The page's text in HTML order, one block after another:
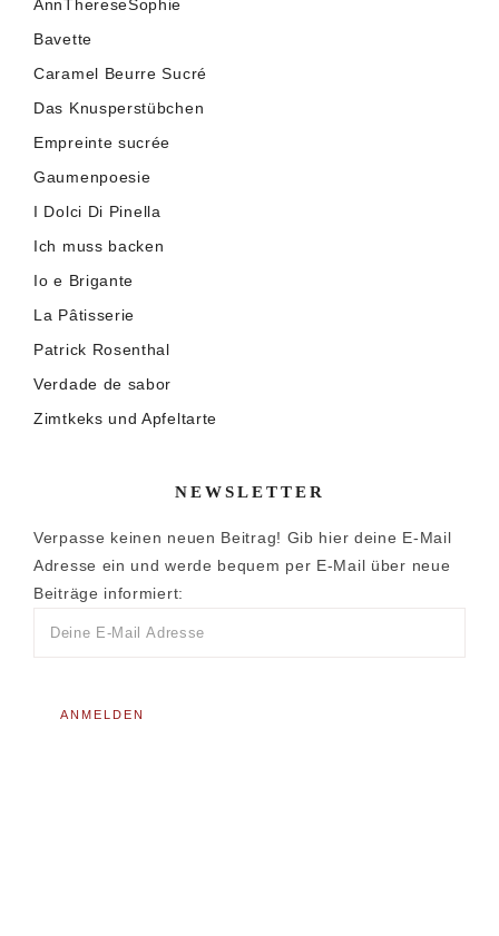
AnnThereseSophie
Bavette
Caramel Beurre Sucré
Das Knusperstübchen
Empreinte sucrée
Gaumenpoesie
I Dolci Di Pinella
Ich muss backen
Io e Brigante
La Pâtisserie
Patrick Rosenthal
Verdade de sabor
Zimtkeks und Apfeltarte
NEWSLETTER
Verpasse keinen neuen Beitrag! Gib hier deine E-Mail
Adresse ein und werde bequem per E-Mail über neue
Beiträge informiert: